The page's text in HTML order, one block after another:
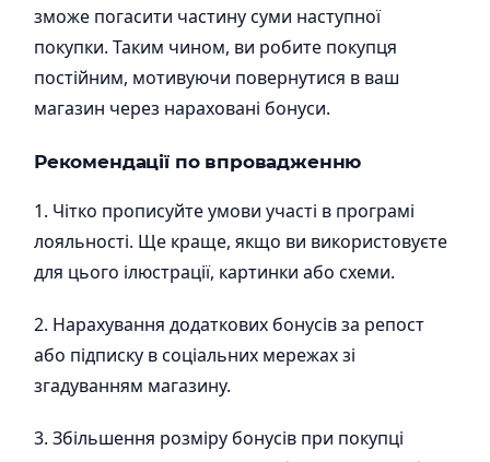
зможе погасити частину суми наступної
покупки. Таким чином, ви робите покупця
постійним, мотивуючи повернутися в ваш
магазин через нараховані бонуси.
Рекомендації по впровадженню
1. Чітко прописуйте умови участі в програмі
лояльності. Ще краще, якщо ви використовуєте
для цього ілюстрації, картинки або схеми.
2. Нарахування додаткових бонусів за репост
або підписку в соціальних мережах зі
згадуванням магазину.
3. Збільшення розміру бонусів при покупці